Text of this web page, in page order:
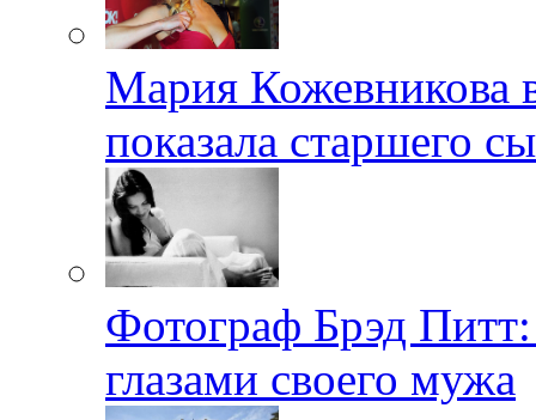
Мария Кожевникова
показала старшего
Фотограф Брэд
глазами своего мужа